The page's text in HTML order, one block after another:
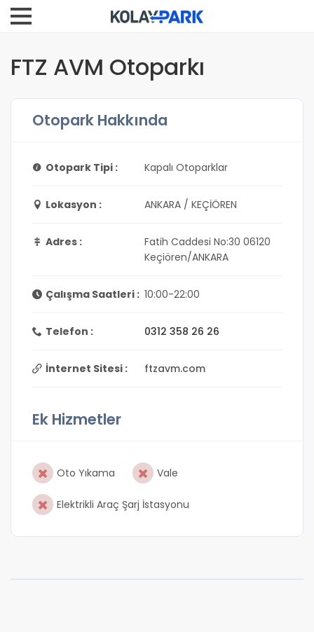
FTZ AVM Otoparkı
Otopark Hakkında
Otopark Tipi : Kapalı Otoparklar
Lokasyon : ANKARA / KEÇİÖREN
Adres :
Fatih Caddesi No:30 06120
Keçiören/ANKARA
Çalışma Saatleri : 10:00-22:00
Telefon : 0312 358 26 26
İnternet Sitesi : ftzavm.com
Ek Hizmetler
Oto Yıkama Vale
Elektrikli Araç Şarj İstasyonu